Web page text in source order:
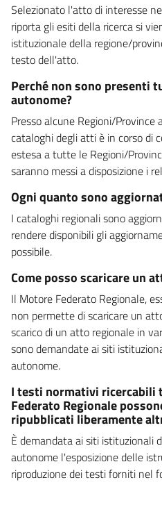
Selezionato l'atto di interesse
riporta gli esiti della ricerca si
istituzionale della regione/
testo dell'atto.
Perché non sono presenti
autonome?
Presso alcune Regioni/Province
cataloghi degli atti è in corso di
estesa a tutte le Regioni/
saranno messi a disposizione i
Ogni quanto sono
I cataloghi regionali sono
rendere disponibili gli
possibile.
Come posso scaricare un
Il Motore Federato Regionale,
non permette di scaricare un
scarico di un atto regionale in
sono demandate ai siti
autonome.
I testi normativi ricercabili
Federato Regionale
ripubblicati liberamente
È demandata ai siti istituzionali
autonome l'esposizione delle
riproduzione dei testi forniti nel